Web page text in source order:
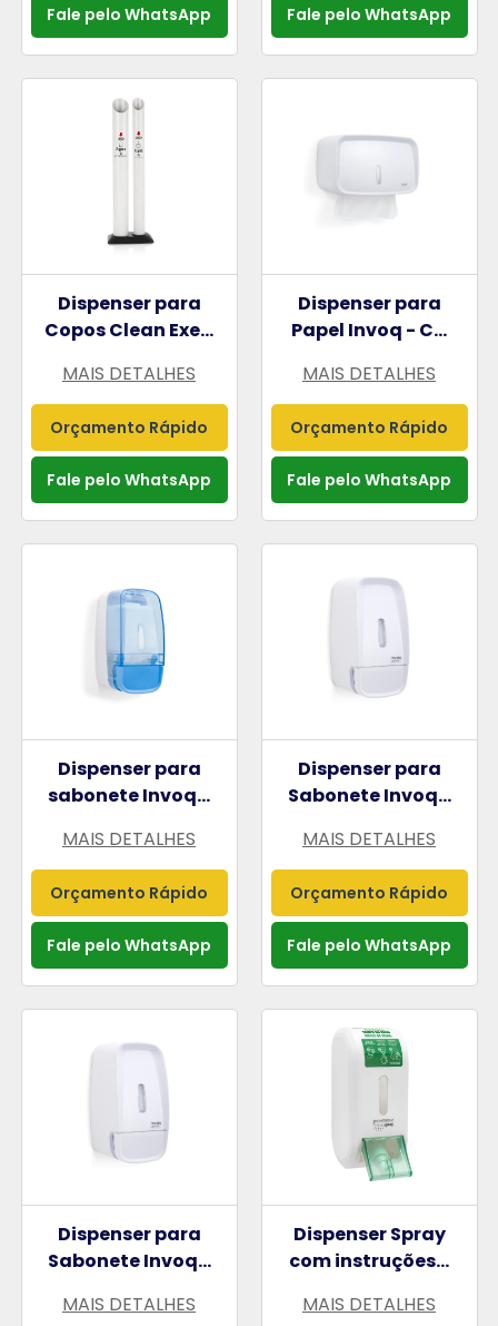
Fale pelo WhatsApp Fale pelo WhatsApp
Dispenser para
Copos Clean Exe...
MAIS DETALHES
Orçamento Rápido
Fale pelo WhatsApp
Dispenser para
Papel Invoq - C...
MAIS DETALHES
Orçamento Rápido
Fale pelo WhatsApp
Dispenser para
sabonete Invoq...
MAIS DETALHES
Orçamento Rápido
Fale pelo WhatsApp
Dispenser para
Sabonete Invoq...
MAIS DETALHES
Orçamento Rápido
Fale pelo WhatsApp
Dispenser para
Sabonete Invoq...
MAIS DETALHES
Dispenser Spray
com instruções...
MAIS DETALHES